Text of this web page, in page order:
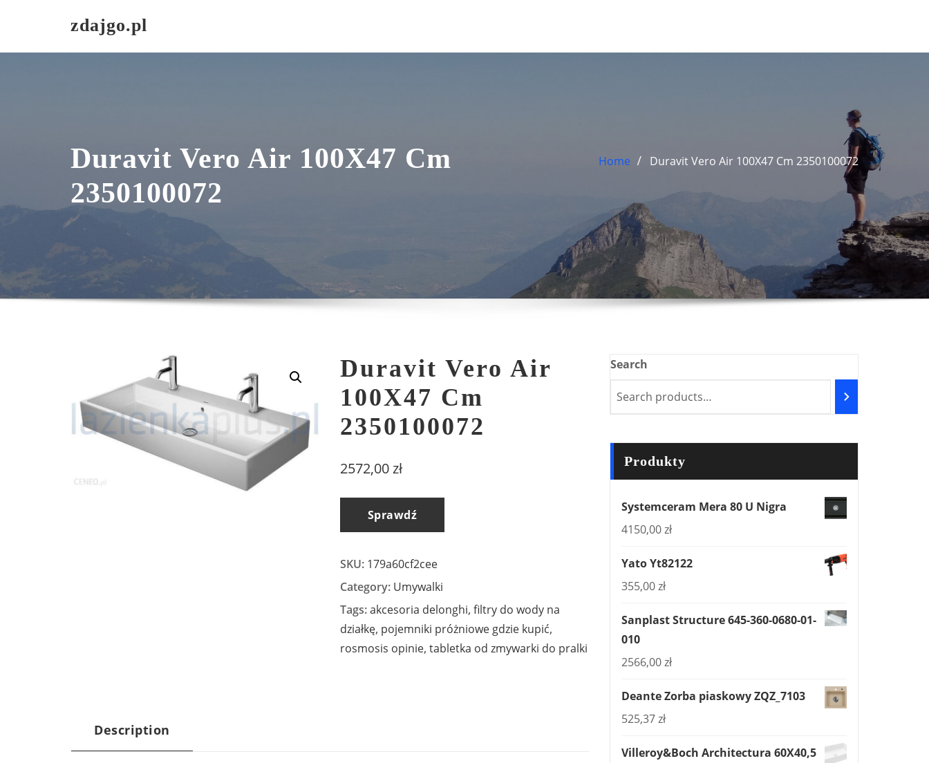
zdajgo.pl
Duravit Vero Air 100X47 Cm
2350100072
Home Duravit Vero Air 100X47 Cm 2350100072
Duravit Vero Air
100X47 Cm
2350100072
2572,00zł
Sprawdź
SKU: 179a60cf2cee
Category: Umywalki
Tags:akcesoria delonghi, filtry do wody na
działkę, pojemniki próżniowe gdzie kupić,
rosmosis opinie, tabletka od zmywarki do pralki
Description
Search
Produkty
Systemceram Mera 80 U Nigra
4150,00zł
Yato Yt82122
355,00zł
Sanplast Structure 645-360-0680-01-
010
2566,00zł
Deante Zorba piaskowy ZQZ_7103
525,37zł
Villeroy&Boch Architectura 60X40,5